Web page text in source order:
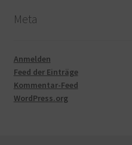
Meta
Anmelden
Feed der Einträge
Kommentar-Feed
WordPress.org